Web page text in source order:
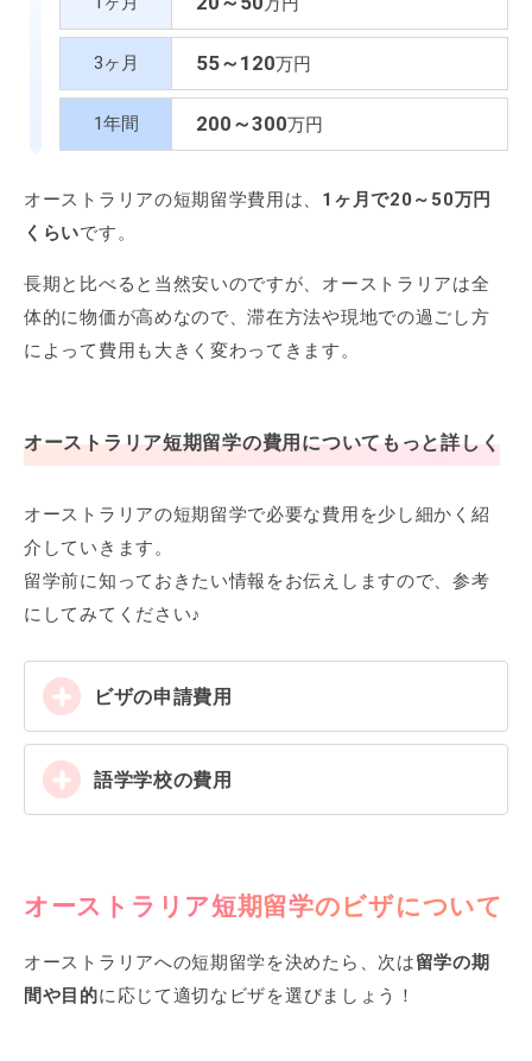
3ヶ月 55～120万円
1年間 200～300万円
オーストラリアの短期留学費用は、 1ヶ月で20～50万円
くらいです。
長期と比べると当然安いのですが、オーストラリアは全
体的に物価が高めなので、滞在方法や現地での過ごし方
によって費用も大きく変わってきます。
オーストラリア短期留学の費用についてもっと詳しく
オーストラリアの短期留学で必要な費用を少し細かく紹
介していきます。
留学前に知っておきたい情報をお伝えしますので、参考
にしてみてください♪
ビザの申請費用
語学学校の費用
オーストラリア短期留学のビザについて
オーストラリアへの短期留学を決めたら、次は留学の期
間や目的に応じて適切なビザを選びましょう！